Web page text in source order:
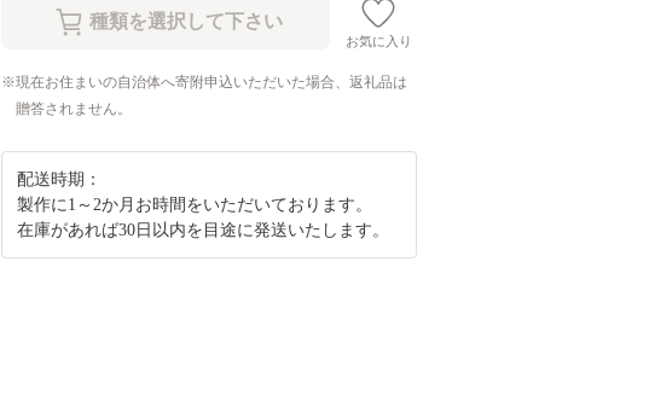
お気に入り
現在お住まいの自治体へ寄附申込いただいた場合、返礼品は
贈答されません。
配送時期：
製作に1～2か月お時間をいただいております。
在庫があれば30日以内を目途に発送いたします。